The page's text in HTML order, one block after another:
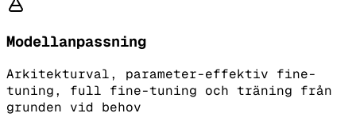
Modellanpassning
Arkitekturval, parameter-effektiv fine-
tuning, full fine-tuning och träning från
grunden vid behov